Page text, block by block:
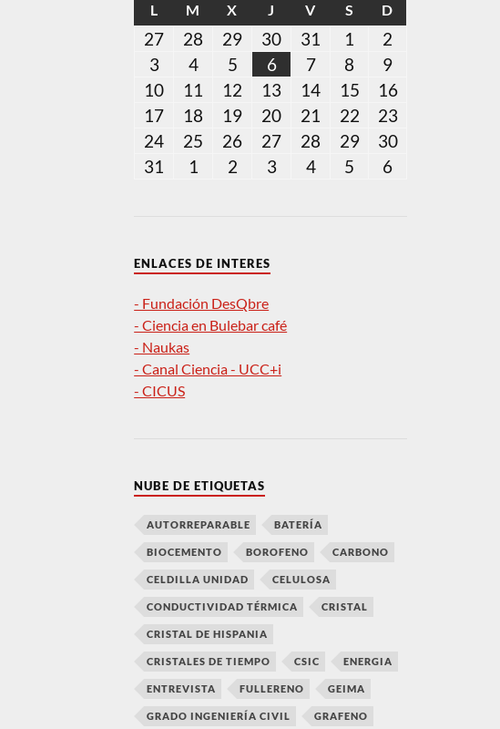
L M X J V S D
27 28 29 30 31 1
2
3
4 5 6 7 8
9
10
11 12 13 14 15
16
17
18 19 20 21 22
23
24
25 26 27 28 29
30
31
1 2 3 4 5 6
ENLACES DE INTERES
- Fundación DesQbre
- Ciencia en Bulebar café
- Naukas
- Canal Ciencia - UCC+i
- CICUS
NUBE DE ETIQUETAS
AUTORREPARABLE BATERÍA
BIOCEMENTO BOROFENO CARBONO
CELDILLA UNIDAD CELULOSA
CONDUCTIVIDAD TÉRMICA CRISTAL
CRISTAL DE HISPANIA
CRISTALES DE TIEMPO CSIC ENERGIA
ENTREVISTA FULLERENO GEIMA
GRADO INGENIERÍA CIVIL GRAFENO